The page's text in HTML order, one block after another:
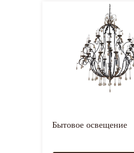
Бытовое освещение